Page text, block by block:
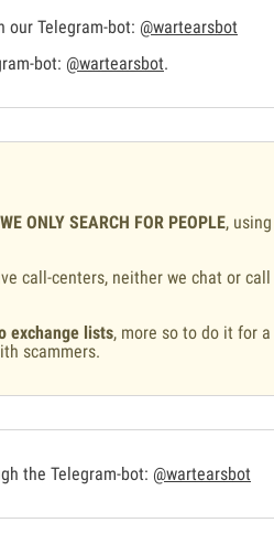
our Telegram-bot: @wartearsbot
bot: @wartearsbot.
WE ONLY SEARCH FOR PEOPLE,
call-centers, neither we chat or
exchange lists, more so to do it for
scammers.
the Telegram-bot: @wartearsbot